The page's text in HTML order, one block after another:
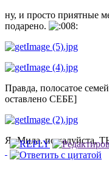
ну, и просто приятные
подарено.
Правда, полосатое
оставлено СЕБЕ]
Я- Мила. пожалуйста,